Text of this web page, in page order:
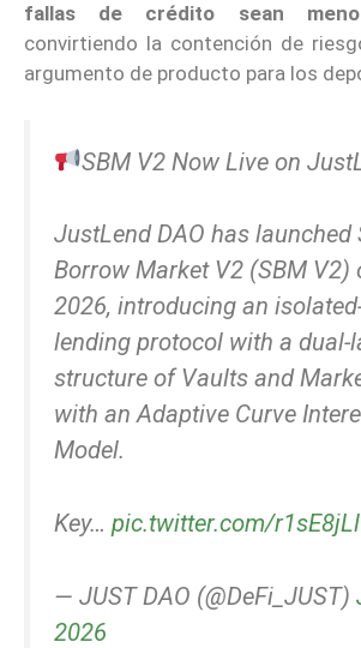
fallas de crédito sean
convirtiendo la contención de
argumento de producto para los
SBM V2 Now Live on
JustLend DAO has launched
Borrow Market V2 (SBM V2)
2026, introducing an
lending protocol with a dual-
structure of Vaults and
with an Adaptive Curve
Model.
Key… pic.twitter.com/
— JUST DAO (@DeFi_JUST)
2026